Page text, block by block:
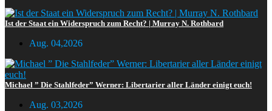
Ist der Staat ein Widerspruch zum Recht? | Murray N. Rothbard
Aug. 04,2026
Michael ” Die Stahlfeder” Werner: Libertarier aller Länder einigt euch!
Aug. 03,2026